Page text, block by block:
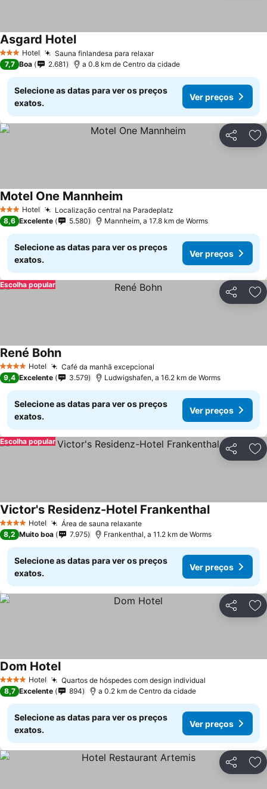
3 EstrelasHotel Sauna finlandesa para relaxar
Asgard Hotel
7,7 Boa 2.681 a 0.8 km de Centro da cidade
Selecione as datas para ver os preços
exatos.
Ver preços
Partilhar
3 EstrelasHotel Localização central na Paradeplatz
Motel One Mannheim
8,6 Excelente 5.580 Mannheim, a 17.8 km de Worms
Selecione as datas para ver os preços
exatos.
Ver preços
Partilhar
Escolha popular
4 EstrelasHotel Café da manhã excepcional
René Bohn
9,4 Excelente 3.579 Ludwigshafen, a 16.2 km de Worms
Selecione as datas para ver os preços
exatos.
Ver preços
Partilhar
Escolha popular
4 EstrelasHotel Área de sauna relaxante
Victor's Residenz-Hotel Frankenthal
8,2 Muito boa 7.975 Frankenthal, a 11.2 km de Worms
Selecione as datas para ver os preços
exatos.
Ver preços
Partilhar
4 EstrelasHotel Quartos de hóspedes com design individual
Dom Hotel
8,7 Excelente 894 a 0.2 km de Centro da cidade
Selecione as datas para ver os preços
exatos.
Ver preços
Partilhar